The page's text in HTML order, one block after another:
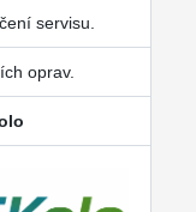
servisu.
oprav.